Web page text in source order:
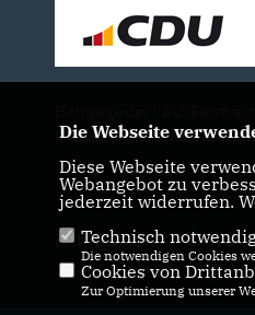
Gemeindeverbands
IMPRESSUM
Die Webseite
Diese Webseite
Webangebot zu
jederzeit widerrufen.
Technisch
Die notwendigen Cookies
Cookies von
Zur Optimierung unserer